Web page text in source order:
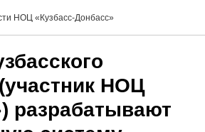
НОЦ «Кузбасс-Донбасс»
НОЦ
разрабатывают